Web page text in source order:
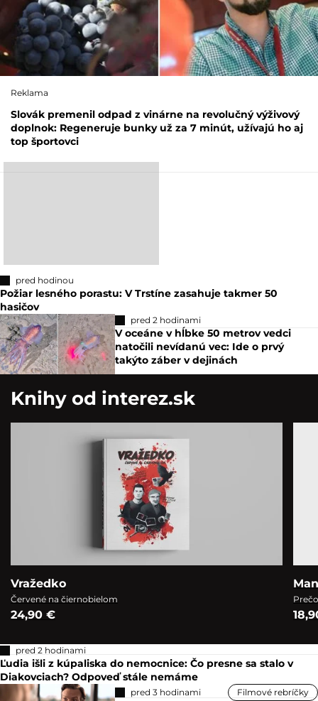
Reklama
Slovák premenil odpad z vinárne na revolučný výživový
doplnok: Regeneruje bunky už za 7 minút, užívajú ho aj
top športovci
pred hodinou
Požiar lesného porastu: V Trstíne zasahuje takmer 50
hasičov
pred 2 hodinami
V oceáne v hĺbke 50 metrov vedci
natočili nevídanú vec: Ide o prvý
takýto záber v dejinách
Knihy od interez.sk
Vražedko
Červené na čiernobielom
24,90 €
pred 2 hodinami
Ľudia išli z kúpaliska do nemocnice: Čo presne sa stalo v
Diakovciach? Odpoveď stále nemáme
pred 3 hodinami Filmové rebríčky